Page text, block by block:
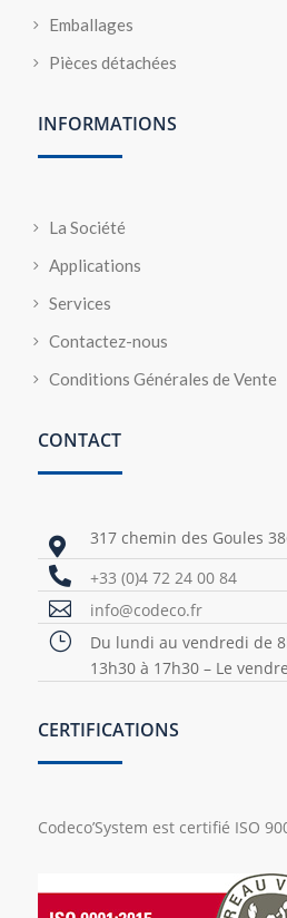
Emballages
Pièces détachées
INFORMATIONS
La Société
Applications
Services
Contactez-nous
Conditions Générales de Vente
CONTACT
 317 chemin des Goules
 +33 (0)4 72 24 00 84
 info@codeco.fr
}
Du lundi au vendredi de
13h30 à 17h30 – Le
CERTIFICATIONS
Codeco’System est certifié ISO